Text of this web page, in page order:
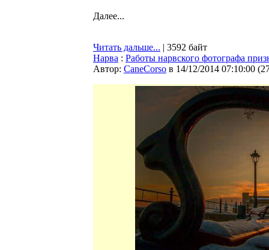
Далее...
Читать дальше... | 3592 байт
Нарва : Работы нарвского фотографа
Автор: CaneCorso в 14/12/2014 07:10:00 (